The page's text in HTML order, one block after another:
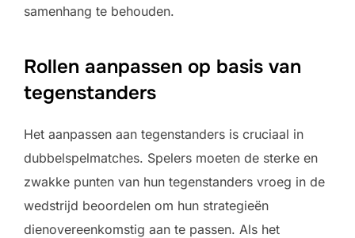
samenhang te behouden.
Rollen aanpassen op basis van
tegenstanders
Het aanpassen aan tegenstanders is cruciaal in
dubbelspelmatches. Spelers moeten de sterke en
zwakke punten van hun tegenstanders vroeg in de
wedstrijd beoordelen om hun strategieën
dienovereenkomstig aan te passen. Als het